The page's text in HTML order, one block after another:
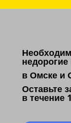
в Омске и
Оставьте
в течение